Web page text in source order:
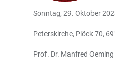
Sonntag, 29. Oktober
Peterskirche, Plöck 70,
Prof. Dr. Manfred Oeming